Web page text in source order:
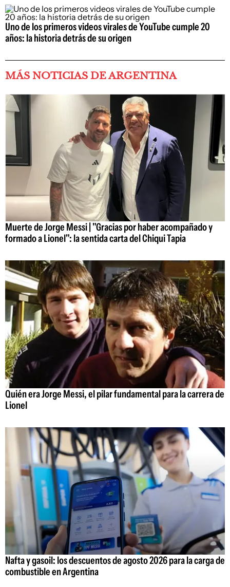
Uno de los primeros videos virales de YouTube cumple 20
años: la historia detrás de su origen
MÁS NOTICIAS DE ARGENTINA
Muerte de Jorge Messi | "Gracias por haber acompañado y
formado a Lionel": la sentida carta del Chiqui Tapia
Quién era Jorge Messi, el pilar fundamental para la carrera de
Lionel
Nafta y gasoil: los descuentos de agosto 2026 para la carga de
combustible en Argentina